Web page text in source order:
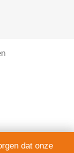
dat onze